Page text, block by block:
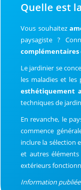
Quelle est
Vous souhaitez
paysagiste ?
complémentaires
Le jardinier se
les maladies et
esthétiquement
techniques de
En revanche, le
commence
inclure la sélection
et autres
extérieurs
Information